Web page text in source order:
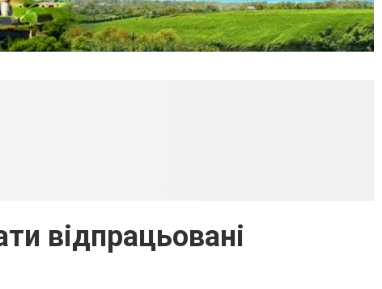
відпрацьовані